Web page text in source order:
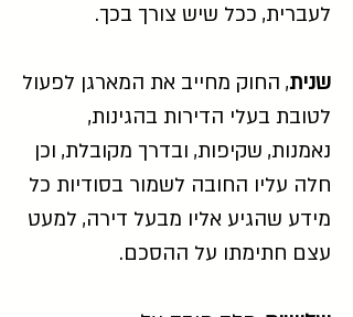
לעברית, ככל שיש צורך בכך.
שנית, החוק מחייב את המארגן לפעול
לטובת בעלי הדירות בהגינות,
נאמנות, שקיפות, ובדרך מקובלת, וכן
חלה עליו החובה לשמור בסודיות כל
מידע שהגיע אליו מבעל דירה, למעט
עצם חתימתו על ההסכם.